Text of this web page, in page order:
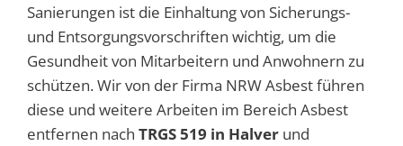
Sanierungen ist die Einhaltung von Sicherungs-
und Entsorgungsvorschriften wichtig, um die
Gesundheit von Mitarbeitern und Anwohnern zu
schützen. Wir von der Firma NRW Asbest führen
diese und weitere Arbeiten im Bereich Asbest
entfernen nach TRGS 519 in Halver und